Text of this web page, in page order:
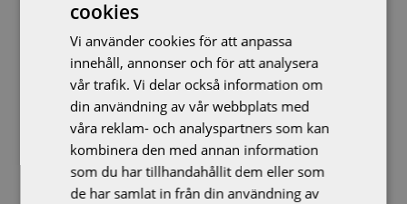
Kristian Sarenberg ny säljrepresentant i norra
Sverige
AUMA Scandinavia|aug 17, 2023|Nyheter
cookies
Vi använder cookies för att anpassa
innehåll, annonser och för att analysera
vår trafik. Vi delar också information om
din användning av vår webbplats med
våra reklam- och analyspartners som kan
kombinera den med annan information
som du har tillhandahållit dem eller som
de har samlat in från din användning av